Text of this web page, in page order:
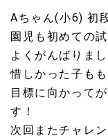
Aちゃん(小6) 初
園児も初めての
よくがんばりまし
惜しかった子も
目標に向かって
す！
次回またチャレ